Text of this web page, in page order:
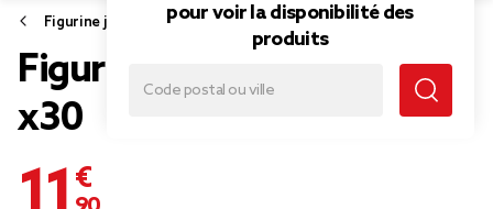
pour voir la disponibilité des
produits
Figurine jouet
Figurine animaux marins
x30
11,90 €